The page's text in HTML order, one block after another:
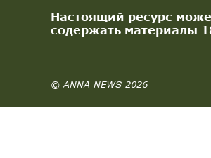
Настоящий ресурс
содержать материалы
© ANNA NEWS 2026